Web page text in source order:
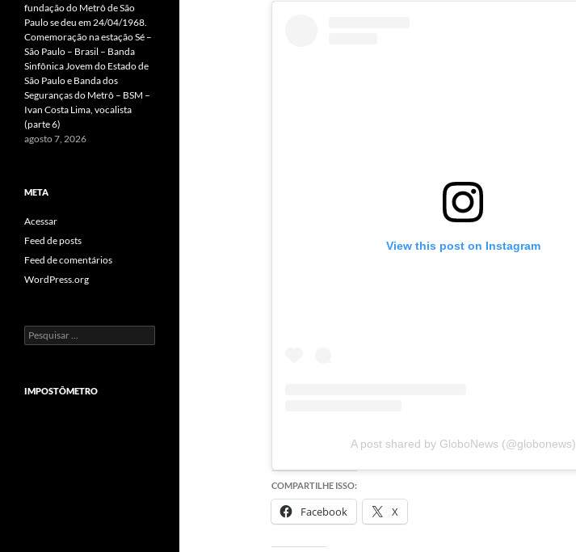
View this post on Instagram
A post shared by GloboNews (@globonews)
COMPARTILHE ISSO:
Facebook X
fundação do Metrô de São
Paulo se deu em 24/04/1968.
Comemoração na estação Sé –
São Paulo – Brasil – Banda
Sinfônica Jovem do Estado de
São Paulo e Banda dos
Seguranças do Metrô – BSM –
Ivan Costa Lima, vocalista
(parte 6)
agosto 7, 2026
META
Acessar
Feed de posts
Feed de comentários
WordPress.org
Pesquisar
por:
IMPOSTÔMETRO